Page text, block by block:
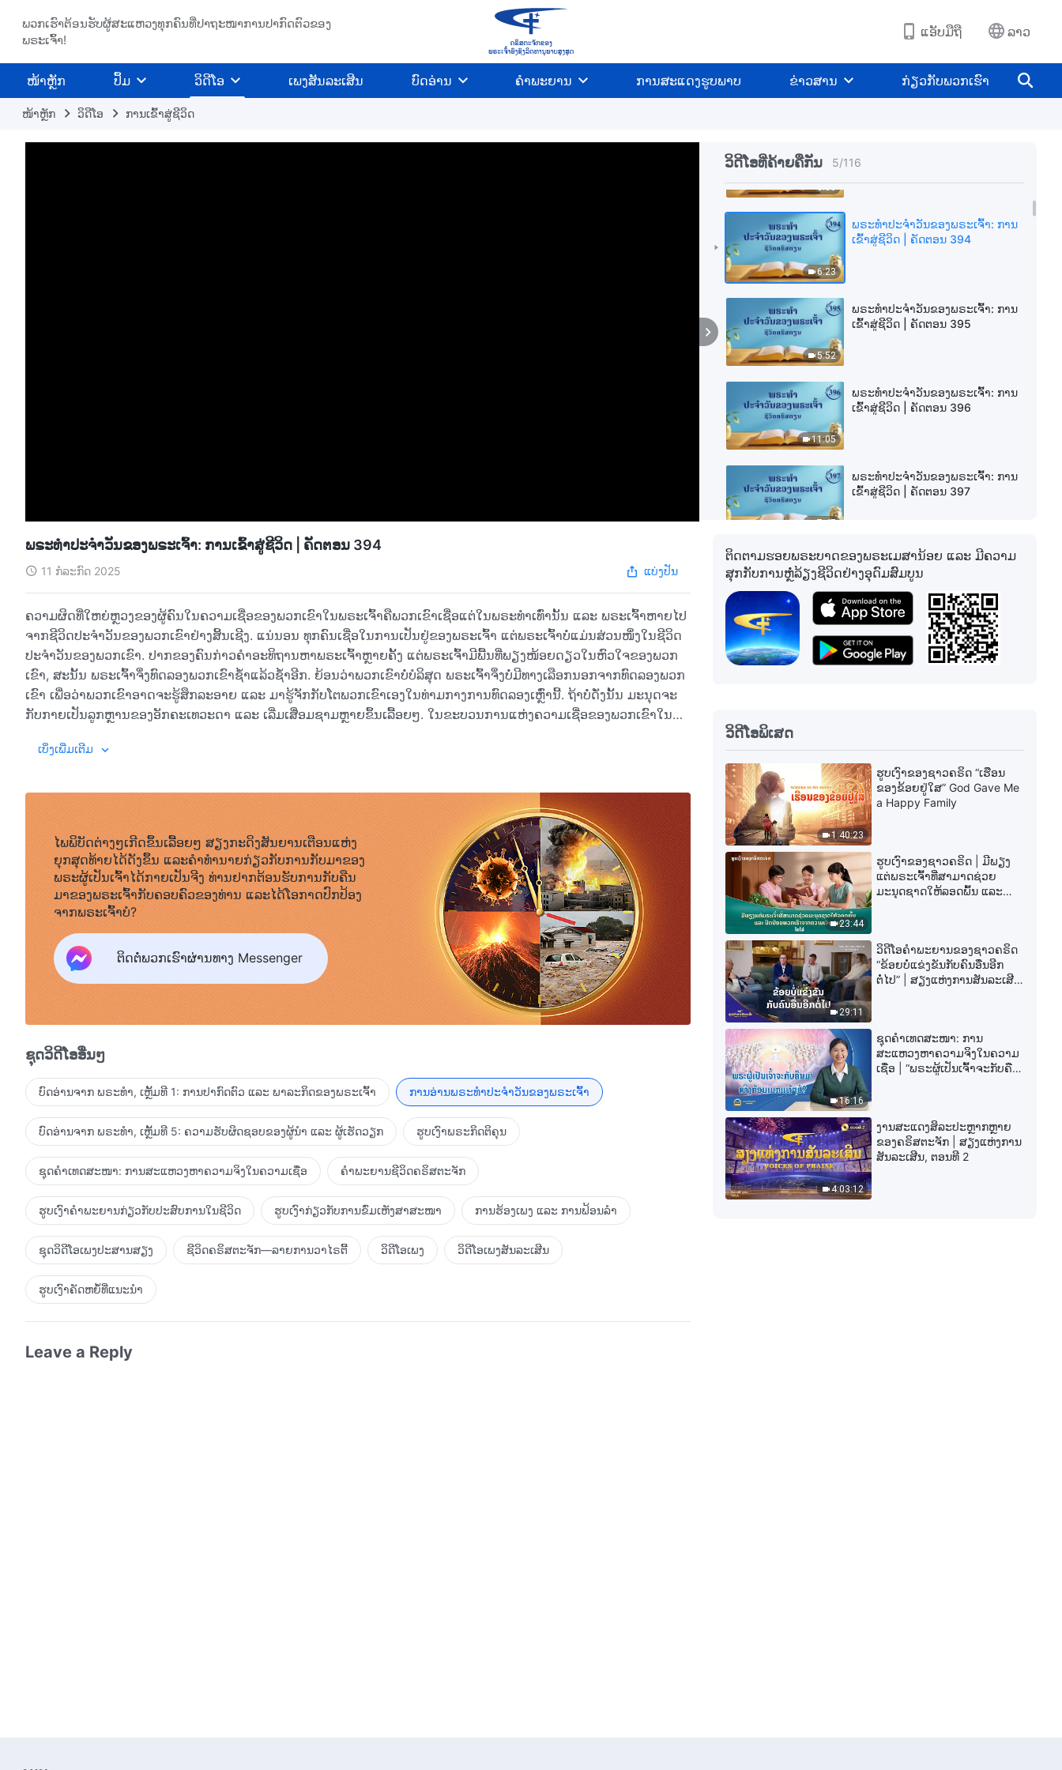
ພວກເຮົາຕ້ອນຮັບຜູ້ສະແຫວງທຸກຄົນທີ່ປາຖະໜາການປາກົດຕົວຂອງ
ພຣະເຈົ້າ!
ແອັບມືຖື ລາວ
​ໜ້າຫຼັກ ປຶ້ມ ວິ​ດີ​ໂອ ເພງສັນລະເສີນ ບົດອ່ານ ຄຳພະຍານ ການສະແດງຮູບພາບ ຂ່າວສານ ກ່ຽວກັບພວກເຮົາ
ໜ້າຫຼັກ ​ວິ​ດີ​ໂອ ການເຂົ້າສູ່ຊີວິດ
ວິດີໂອທີ່ຄ້າຍຄືກັນ 5/116
ເຂົ້າສູ່ຊີວິດ | ຄັດຕອນ 392
8:03
ເຂົ້າສູ່ຊີວິດ | ຄັດຕອນ 393
6:23
ພຣະທຳປະຈຳວັນຂອງພຣະເຈົ້າ: ການ
ເຂົ້າສູ່ຊີວິດ | ຄັດຕອນ 394
5:52
ພຣະທຳປະຈຳວັນຂອງພຣະເຈົ້າ: ການ
ເຂົ້າສູ່ຊີວິດ | ຄັດຕອນ 395
11:05
ພຣະທຳປະຈຳວັນຂອງພຣະເຈົ້າ: ການ
ເຂົ້າສູ່ຊີວິດ | ຄັດຕອນ 396
7:47
ພຣະທຳປະຈຳວັນຂອງພຣະເຈົ້າ: ການ
ເຂົ້າສູ່ຊີວິດ | ຄັດຕອນ 397
5:07
ພຣະທຳປະຈຳວັນຂອງພຣະເຈົ້າ: ການ
ເຂົ້າສູ່ຊີວິດ | ຄັດຕອນ 398
ພຣະທຳປະຈຳວັນຂອງພຣະເຈົ້າ: ການ
ເຂົ້າສູ່ຊີວິດ | ຄັດຕອນ 399
5:48
6:11
ພຣະທຳປະຈຳວັນຂອງພຣະເຈົ້າ: ການ
ເຂົ້າສູ່ຊີວິດ | ຄັດຕອນ 401
4:34
ພຣະທຳປະຈຳວັນຂອງພຣະເຈົ້າ: ການ
ເຂົ້າສູ່ຊີວິດ | ຄັດຕອນ 402
12:37
ພຣະທຳປະຈຳວັນຂອງພຣະເຈົ້າ: ການ
ເຂົ້າສູ່ຊີວິດ | ຄັດຕອນ 403
10:43
ພຣະທຳປະຈຳວັນຂອງພຣະເຈົ້າ: ການ
ເຂົ້າສູ່ຊີວິດ | ຄັດຕອນ 404
7:23
ພຣະທຳປະຈຳວັນຂອງພຣະເຈົ້າ: ການ
ເຂົ້າສູ່ຊີວິດ | ຄັດຕອນ 408
ພຣະທຳປະຈຳວັນຂອງພຣະເຈົ້າ: ການເຂົ້າສູ່ຊີວິດ | ຄັດຕອນ 394
11 ກໍລະກົດ 2025 ແບ່ງປັນ
ຄວາມຜິດທີ່ໃຫຍ່ຫຼວງຂອງຜູ້ຄົນໃນຄວາມເຊື່ອຂອງພວກເຂົາໃນພຣະເຈົ້າຄືພວກເຂົາເຊື່ອແຕ່ໃນພຣະທໍາເທົ່ານັ້ນ ແລະ ພຣະເຈົ້າຫາຍໄປ
ຈາກຊີວິດປະຈຳວັນຂອງພວກເຂົາຢ່າງສິ້ນເຊີງ. ແນ່ນອນ ທຸກຄົນເຊື່ອໃນການເປັນຢູ່ຂອງພຣະເຈົ້າ ແຕ່ພຣະເຈົ້າບໍ່ແມ່ນສ່ວນໜຶ່ງໃນຊີວິດ
ປະຈຳວັນຂອງພວກເຂົາ. ປາກຂອງຄົນກ່າວຄຳອະທິຖານຫາພຣະເຈົ້າຫຼາຍຄັ້ງ ແຕ່ພຣະເຈົ້າມີພື້ນທີ່ພຽງໜ້ອຍດຽວໃນຫົວໃຈຂອງພວກ
ເຂົາ, ສະນັ້ນ ພຣະເຈົ້າຈຶ່ງທົດລອງພວກເຂົາຊໍ້າແລ້ວຊໍ້າອີກ. ຍ້ອນວ່າພວກເຂົາບໍ່ບໍລິສຸດ ພຣະເຈົ້າຈຶ່ງບໍ່ມີທາງເລືອກນອກຈາກທົດລອງພວກ
ເຂົາ ເພື່ອວ່າພວກເຂົາອາດຈະຮູ້ສຶກລະອາຍ ແລະ ມາຮູ້ຈັກກັບໂຕພວກເຂົາເອງໃນທ່າມກາງການທົດລອງເຫຼົ່ານີ້. ຖ້າບໍ່ດັ່ງນັ້ນ ມະນຸດຈະ
ກັບກາຍເປັນລູກຫຼານຂອງອັກຄະເທວະດາ ແລະ ເລີ່ມເສື່ອມຊາມຫຼາຍຂຶ້ນເລື້ອຍໆ. ໃນຂະບວນການແຫ່ງຄວາມເຊື່ອຂອງພວກເຂົາໃນ
ພຣະເຈົ້າຈະບໍ່ສາມາດໃຊ້ມະນຸດຄົນໃດໄດ້ ແລະ ພຣະເຈົ້າກໍບໍ່ມີທາງເຮັດພາລະກິດທີ່ພຣະອົງຄວນເຮັດໃນຜູ້ຄົນໄດ້. ກ່ອນອື່ນ ພຣະເຈົ້າ
ນັ້ນເທົ່ານັ້ນ ພຣະເຈົ້າຈຶ່ງສາມາດເຮັດໃຫ້ຊີວິດຂອງພຣະອົງເຂົ້າຫາພວກເຂົາໄດ້ ແລະ ເມື່ອນັ້ນເທົ່ານັ້ນ ຫົວໃຈຂອງພວກເຂົາຈຶ່ງຫັນເຂົ້າ
ຫາພຣະເຈົ້າຢ່າງບໍລິບູນ. ສະນັ້ນເຮົາຈຶ່ງເວົ້າວ່າ ການເຊື່ອໃນພຣະເຈົ້າບໍ່ໄດ້ງ່າຍຄືກັບທີ່ຜູ້ຄົນກ່າວໄວ້. ດັ່ງທີ່ພຣະເຈົ້າເຫັນ ຖ້າເຈົ້າມີພຽງ
ຄວາມຮູ້ ແຕ່ບໍ່ມີພຣະທໍາຂອງພຣະອົງເປັນຊີວິດ ແລະ ຖ້າເຈົ້າຖືກຈຳກັດພຽງແຕ່ໃນຄວາມຮູ້ຂອງຕົນເອງ ແຕ່ບໍ່ສາມາດເຮັດຕາມຄວາມຈິງ
ຫຼື ດຳລົງຊີວິດຕາມພຣະທໍາຂອງພຣະເຈົ້າ, ນີ້ເປັນຫຼັກຖານພິສູດວ່າ ເຈົ້າຍັງບໍ່ມີຫົວໃຈທີ່ຮັກພຣະເຈົ້າ ແລະ ສະແດງໃຫ້ເຫັນວ່າ ຫົວໃຈ
ຂອງເຈົ້າບໍ່ໄດ້ມອບໃຫ້ກັບພຣະເຈົ້າ. ຄົນເຮົາສາມາດມາຮູ້ຈັກພຣະເຈົ້າໂດຍການເຊື່ອໃນພຣະອົງ. ນີ້ແມ່ນເປົ້າໝາຍສຸດທ້າຍ ແລະ ເປັນ
ເປົ້າໝາຍແຫ່ງການສະແຫວງຫາຂອງມະນຸດ. ເຈົ້າຄວນພະຍາຍາມໃນການດຳລົງຊີວິດຕາມພຣະທໍາຂອງພຣະເຈົ້າ ເພື່ອພຣະທໍານັ້ນ
ອາດຈະເກີດໝາກຜົນໃນການປະຕິບັດຂອງເຈົ້າ. ຖ້າເຈົ້າມີພຽງຄວາມຮູ້ທາງທິດສະດີ, ຄວາມເຊື່ອຂອງເຈົ້າໃນພຣະເຈົ້າກໍ່ຈະບໍ່ມີຄ່າ. ພຽງ
ແຕ່ເຈົ້າເຮັດຕາມ ແລະ ດຳລົງຊີວິດຕາມພຣະທໍາຂອງພຣະອົງເທົ່ານັ້ນ ຄວາມເຊື່ອຂອງເຈົ້າຈຶ່ງຈະຖືວ່າສົມບູນ ແລະ ສອດຄ່ອງກັບ
ເຈດຕະນາຂອງພຣະເຈົ້າ. ໃນເສັ້ນທາງນີ້ ຫຼາຍຄົນສາມາດເວົ້າເຖິງຄວາມຮູ້ຕ່າງໆນາໆ ແຕ່ໃນເວລາແຫ່ງຄວາມຕາຍຂອງພວກເຂົາ ດວງ
ຕາຂອງພວກເຂົາເຕັມໄປດ້ວຍນໍ້າຕາ ແລະ ພວກເຂົາຊັງໂຕເອງທີ່ໃຊ້ເວລາທັງຊີວິດຢ່າງສິ້ນເປືອງ ແລະ ດຳເນີນຊີວິດຢູ່ຈົນແກ່ເຖົ້າຢ່າງສູນ
ເປົ່າ. ພວກເຂົາພຽງແຕ່ເຂົ້າໃຈທິດສະດີ ແຕ່ບໍ່ສາມາດນໍາຄວາມຈິງໄປປະຕິບັດ ຫຼື ເປັນພະຍານໃຫ້ກັບພຣະເຈົ້າໄດ້; ກົງກັນຂ້າມ, ພວກ
ເຂົາທີ່ແລ່ນໄປນີ້ແດ່ຫັ້ນແດ່ຄືກັບເຜິ້ງທີ່ຫຍຸ້ງວຽກ ແລະ ເມື່ອພວກເຂົາໃກ້ຕາຍເທົ່ານັ້ນ ພວກເຂົາຈຶ່ງເຫັນໃນຕອນສຸດທ້າຍວ່າ ພວກເຂົາ
ຂາດຄຳພະຍານທີ່ແທ້ຈິງ ເຊິ່ງພວກເຂົາບໍ່ຮູ້ຈັກພຣະເຈົ້າເລີຍ. ສະນັ້ນ ນີ້ບໍ່ແມ່ນເປັນສິ່ງທີ່ຊ້າເກີນໄປບໍ? ເປັນຫຍັງເຈົ້າຈຶ່ງບໍ່ຖືໂອກາດເວລາທີ່
ມີຢູ່ ແລະ ສະແຫວງຫາຄວາມຈິງທີ່ເຈົ້າຮັກ? ເປັນຫຍັງຕ້ອງຖ້າໃຫ້ຮອດມື້ອື່ນ? ຖ້າໃນຊີວິດ ເຈົ້າບໍ່ໄດ້ທົນທຸກເພື່ອຄວາມຈິງ ຫຼື ສະແຫວງ
ຫາເພື່ອໄດ້ຮັບມັນມາ, ເປັນໄປໄດ້ບໍ່ວ່າ ເຈົ້າຕ້ອງການຄວາມຮູ້ສຶກເສຍໃຈໃນເວລາທີ່ກຳລັງຈະຕາຍ? ຖ້າເປັນດັ່ງນັ້ນ ເປັນຫຍັງຈຶ່ງຕ້ອງເຊື່ອ
ໃນພຣະເຈົ້າ? ໃນຄວາມເປັນຈິງແລ້ວ ມີຫຼາຍຢ່າງທີ່ຜູ້ຄົນສາມາດເຮັດໄດ້ ພຽງແຕ່ເຂົາທຸ້ມເທຄວາມພະຍາຍາມພຽງໜ້ອຍດຽວກໍສາມາດ
ນໍາເອົາຄວາມຈິງໄປປະຕິບັດ ແລະ ເປັນທີ່ພໍໃຈພຣະເຈົ້າໄດ້. ຍ້ອນຫົວໃຈຂອງຜູ້ຄົນເຄີຍຖືກຄອບງຳໂດຍຜີຮ້າຍ ພວກເຂົາຈຶ່ງບໍ່ສາມາດ
ປະຕິບັດເພື່ອຜົນປະໂຫຍດຂອງພຣະເຈົ້າໄດ້ ແລະ ຟ້າວຟັ່ງເພື່ອເຫັນແກ່ເນື້ອໜັງຂອງຕົນຢູ່ເລື້ອຍໆ ໂດຍມີຫຍັງທີ່ຈະສະແດງໃຫ້ເຫັນໃນ
ທີ່ສຸດ. ຍ້ອນເຫດຜົນເຫຼົ່ານີ້ຜູ້ຄົນຈຶ່ງປະສົບກັບບັນຫາ ແລະ ຄວາມຍາກລຳບາກຢູ່ເລື້ອຍໆ. ສິ່ງເຫຼົ່ານີ້ບໍ່ແມ່ນຄວາມທໍລະມານຂອງຊາຕານ
ບໍ? ນີ້ບໍ່ແມ່ນຄວາມເສື່ອມຊາມຂອງເນື້ອໜັງບໍ? ເຈົ້າບໍ່ຄວນພະຍາຍາມຫຼອກລວງພຣະເຈົ້າໂດຍການຮັບໃຊ້ແຕ່ປາກ. ກົງກັນຂ້າມ ເຈົ້າຕ້ອງ
ເລີ່ມປະຕິບັດໃຫ້ມັນຈັບຕ້ອງໄດ້. ຢ່າຫຼອກລວງໂຕເອງ; ເຮັດແບບນັ້ນຈະໄດ້ປະໂຫຍດຫຍັງ? ເຈົ້າຈະໄດ້ຮັບຫຍັງຈາກການດຳເນີນຊີວິດ
ໂດຍເຫັນແກ່ເນື້ອໜັງຂອງໂຕເຈົ້າເອງ ແລະ ດິ້ນລົນເພື່ອຜົນປະໂຫຍດ ແລະ ຊື່ສຽງ?
ເບິ່ງເພີ່ມເຕີມ
ໄພພິບັດຕ່າງໆເກີດຂຶ້ນເລື້ອຍໆ ສຽງກະດິງສັນຍານເຕືອນແຫ່ງ
ຍຸກສຸດທ້າຍໄດ້ດັງຂຶ້ນ ແລະຄໍາທໍານາຍກ່ຽວກັບການກັບມາຂອງ
ພຣະຜູ້ເປັນເຈົ້າໄດ້ກາຍເປັນຈີງ ທ່ານຢາກຕ້ອນຮັບການກັບຄືນ
ມາຂອງພຣະເຈົ້າກັບຄອບຄົວຂອງທ່ານ ແລະໄດ້ໂອກາດປົກປ້ອງ
ຈາກພຣະເຈົ້າບໍ?
ຕິດຕໍ່ພວກເຮົາຜ່ານທາງ Messenger
ຊຸດວິດີໂອອື່ນໆ
ບົດອ່ານຈາກ ພຣະທຳ, ເຫຼັ້ມທີ 1: ການປາກົດຕົວ ແລະ ພາລະກິດຂອງພຣະເຈົ້າ ການອ່ານພຣະທຳປະຈຳວັນຂອງພຣະເຈົ້າ
ບົດອ່ານຈາກ ພຣະທຳ, ເຫຼັ້ມທີ 5: ຄວາມຮັບຜິດຊອບຂອງຜູ້ນໍາ ແລະ ຜູ້ເຮັດວຽກ ຮູບເງົາພຣະກິດຕິຄຸນ
ຊຸດຄຳເທດສະໜາ: ການສະແຫວງຫາຄວາມຈິງໃນຄວາມເຊື່ອ ຄຳພະຍານຊີວິດຄຣິສຕະຈັກ
ຮູບເງົາຄຳພະຍານກ່ຽວກັບປະສົບການໃນຊີວິດ ຮູບເງົາກ່ຽວກັບການຂົ່ມເຫັງສາສະໜາ ການຮ້ອງເພງ ແລະ ການຟ້ອນລຳ
ຊຸດວິດີໂອເພງປະສານສຽງ ຊີວິດຄຣິສຕະຈັກ—ລາຍການວາໄຣຕີ້ ວິດີໂອເພງ ວິດີໂອເພງສັນລະເສີນ
ຮູບເງົາຄັດຫຍໍ້ທີ່ແນະນໍາ
Leave a Reply
ຕິດຕາມຮອຍພຣະບາດຂອງພຣະເມສານ້ອຍ ແລະ ມີຄວາມ
ສຸກກັບການຫຼໍ່ລ້ຽງຊີວິດຢ່າງອຸດົມສົມບູນ
ວິດີໂອພິເສດ
1:40:23
ຮູບເງົາຂອງຊາວຄຣິດ “ເຮືອນ
ຂອງຂ້ອຍຢູ່ໃສ” God Gave Me
a Happy Family
23:44
ຮູບເງົາຂອງຊາວຄຣິດ | ມີພຽງ
ແຕ່ພຣະເຈົ້າທີ່ສາມາດຊ່ວຍ
ມະນຸດຊາດໃຫ້ລອດພົ້ນ ແລະ
29:11
ວິດີໂອຄຳພະຍານຂອງຊາວຄຣິດ
“ຂ້ອຍບໍ່ແຂ່ງຂັນກັບຄົນອື່ນອີກ
ຕໍ່ໄປ” | ສຽງແຫ່ງການສັນລະເສີນ
16:16
ຊຸດຄຳເທດສະໜາ: ການ
ສະແຫວງຫາຄວາມຈິງໃນຄວາມ
ເຊື່ອ | “ພຣະຜູ້ເປັນເຈົ້າຈະກັບຄືນ
4:03:12
ງານສະແດງສິລະປະຫຼາກຫຼາຍ
ຂອງຄຣິສຕະຈັກ | ສຽງແຫ່ງການ
ສັນລະເສີນ, ຕອນທີ 2